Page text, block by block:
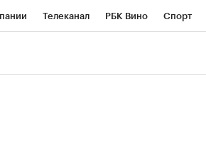
Телеканал РБК Вино Спорт